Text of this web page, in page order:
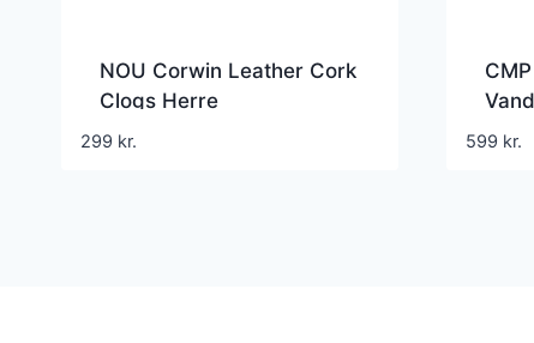
NOU Corwin Leather Cork
Clogs Herre
299 kr. 599 kr.